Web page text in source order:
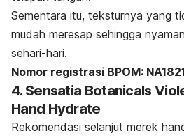
Sementara itu, teksturnya yang
mudah meresap sehingga
sehari-hari.
Nomor registrasi BPOM:
4. Sensatia Botanicals
Hand Hydrate
Rekomendasi selanjut merek